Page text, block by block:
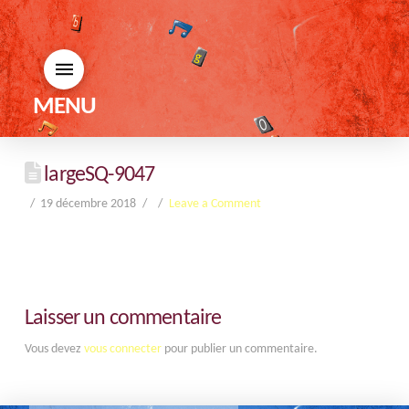
MENU
largeSQ-9047
19 décembre 2018 Leave a Comment
Laisser un commentaire
Vous devez vous connecterpour publier un commentaire.